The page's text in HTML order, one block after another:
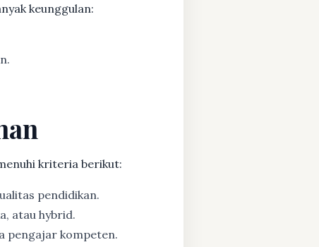
keunggulan:
kriteria berikut:
pendidikan.
atau hybrid.
pengajar kompeten.